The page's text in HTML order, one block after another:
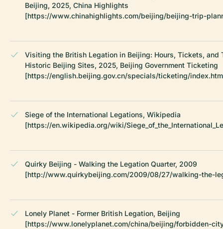
Beijing, 2025, China Highlights
[https://www.chinahighlights.com/beijing/beijing-trip-
Visiting the British Legation in Beijing: Hours, Tickets, and
Historic Beijing Sites, 2025, Beijing Government Ticketing
[https://english.beijing.gov.cn/specials/ticketing/
Siege of the International Legations, Wikipedia
[https://en.wikipedia.org/wiki/
Quirky Beijing - Walking the Legation Quarter, 2009
[http://www.quirkybeijing.com/2009/08/27/walking-the-
Lonely Planet - Former British Legation, Beijing
[https://www.lonelyplanet.com/china/beijing/forbidden-